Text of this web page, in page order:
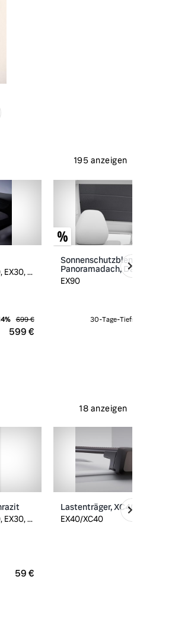
195 anzeigen
EX30, ...
599 €
% 699 €
Sonnenschutzblende
Panoramadach, Dawn, EX90
EX90
30-Tage-Tiefstpreis
18 anzeigen
EX30, ...
59 €
Lastenträger, XC40/EX40
EX40/XC40